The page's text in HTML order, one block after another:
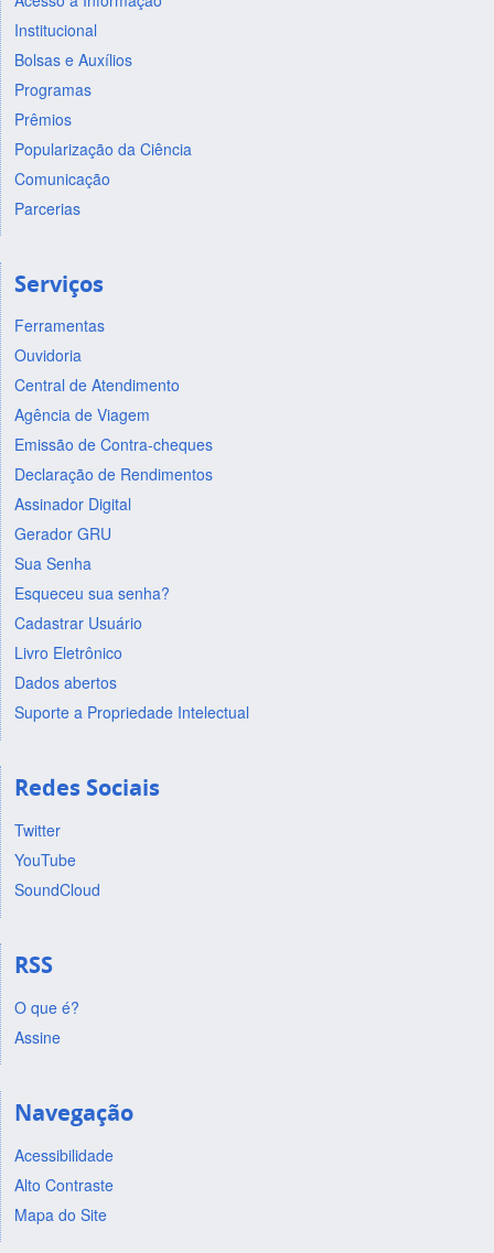
Institucional
Bolsas e Auxílios
Programas
Prêmios
Popularização da Ciência
Comunicação
Parcerias
Serviços
Ferramentas
Ouvidoria
Central de Atendimento
Agência de Viagem
Emissão de Contra-cheques
Declaração de Rendimentos
Assinador Digital
Gerador GRU
Sua Senha
Esqueceu sua senha?
Cadastrar Usuário
Livro Eletrônico
Dados abertos
Suporte a Propriedade Intelectual
Redes Sociais
Twitter
YouTube
SoundCloud
RSS
O que é?
Assine
Navegação
Acessibilidade
Alto Contraste
Mapa do Site